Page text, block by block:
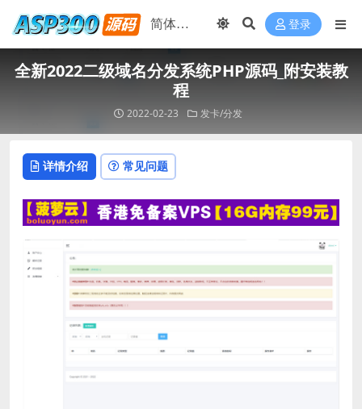
登录
全新2022二级域名分发系统PHP源码_附安装教
程
2022-02-23 发卡/分发
详情介绍 常见问题